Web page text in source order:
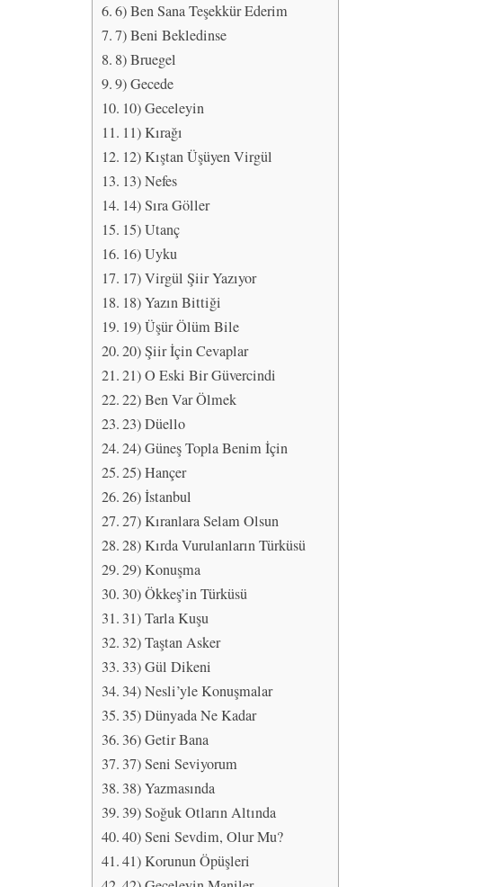
6) Ben Sana Teşekkür Ederim
7) Beni Bekledinse
8) Bruegel
9) Gecede
10) Geceleyin
11) Kırağı
12) Kıştan Üşüyen Virgül
13) Nefes
14) Sıra Göller
15) Utanç
16) Uyku
17) Virgül Şiir Yazıyor
18) Yazın Bittiği
19) Üşür Ölüm Bile
20) Şiir İçin Cevaplar
21) O Eski Bir Güvercindi
22) Ben Var Ölmek
23) Düello
24) Güneş Topla Benim İçin
25) Hançer
26) İstanbul
27) Kıranlara Selam Olsun
28) Kırda Vurulanların Türküsü
29) Konuşma
30) Ökkeş’in Türküsü
31) Tarla Kuşu
32) Taştan Asker
33) Gül Dikeni
34) Nesli’yle Konuşmalar
35) Dünyada Ne Kadar
36) Getir Bana
37) Seni Seviyorum
38) Yazmasında
39) Soğuk Otların Altında
40) Seni Sevdim, Olur Mu?
41) Korunun Öpüşleri